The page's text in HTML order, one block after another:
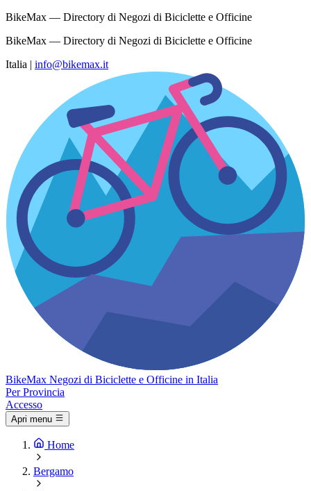
BikeMax — Directory di Negozi di Biciclette e Officine
BikeMax — Directory di Negozi di Biciclette e Officine
Italia | info@bikemax.it
BikeMax Negozi di Biciclette e Officine in Italia
Per Provincia
Accesso
Apri menu
Home
Bergamo